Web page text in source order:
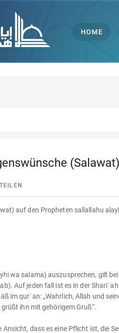
HOME
TEILEN
auf den Propheten sallallahu
wa salama) auszusprechen, gilt
Auf jeden fall ist es in der
im qurʿān: „Wahrlich, Allāh und
ihn mit gehörigem Gruß“.
dass es eine Pflicht ist, die